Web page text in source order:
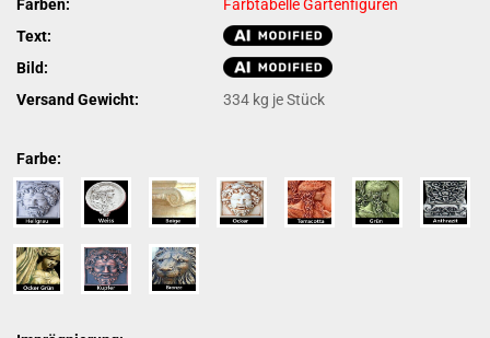
Farben:
Farbtabelle Gartenfiguren
Text:
Bild:
Versand Gewicht:
334 kg je Stück
Farbe: